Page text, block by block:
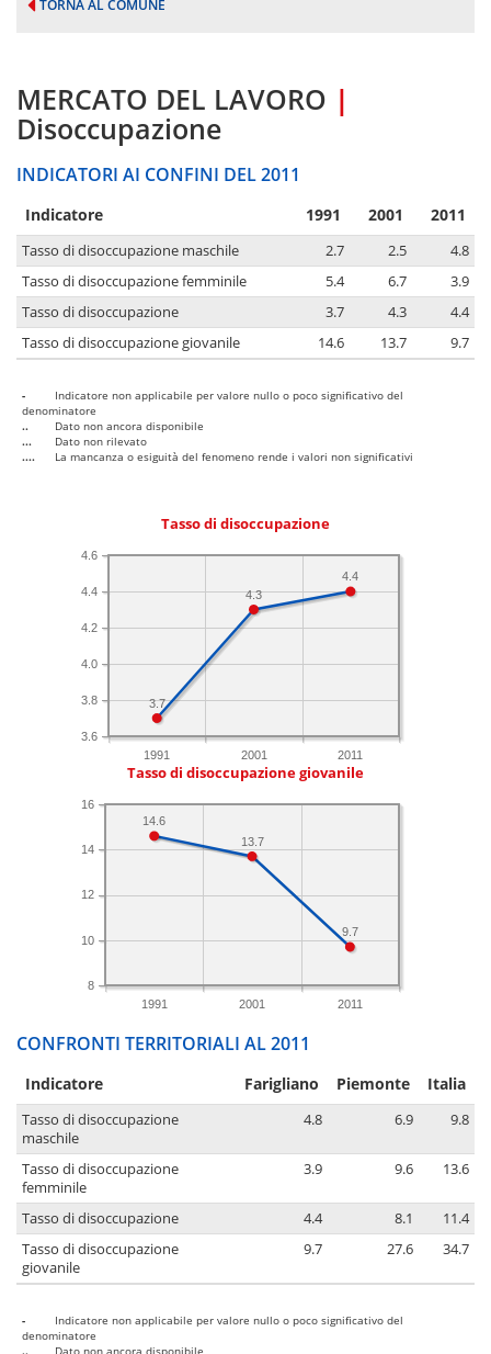
TORNA AL COMUNE
MERCATO DEL LAVORO |
Disoccupazione
INDICATORI AI CONFINI DEL 2011
Indicatore 1991 2001 2011
Tasso di disoccupazione maschile 2.7 2.5
4.8
Tasso di disoccupazione femminile
5.4 6.7
3.9
Tasso di disoccupazione
3.7 4.3
4.4
Tasso di disoccupazione giovanile
14.6 13.7 9.7
-
Indicatore non applicabile per valore nullo o poco significativo del
denominatore
..
Dato non ancora disponibile
...
Dato non rilevato
....
La mancanza o esiguità del fenomeno rende i valori non significativi
Tasso di disoccupazione
1991 2001 2011
3.6
3.8
4.0
4.2
4.4
4.6
4.4
4.3
3.7
Tasso di disoccupazione giovanile
1991 2001 2011
8
10
12
14
16
9.7
13.7
14.6
CONFRONTI TERRITORIALI AL 2011
Indicatore Farigliano Piemonte Italia
Tasso di disoccupazione
maschile
4.8 6.9 9.8
Tasso di disoccupazione
femminile
3.9 9.6 13.6
Tasso di disoccupazione 4.4 8.1
11.4
Tasso di disoccupazione
giovanile
9.7 27.6 34.7
-
Indicatore non applicabile per valore nullo o poco significativo del
denominatore